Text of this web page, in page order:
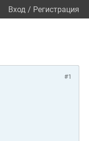
Вход / Регистрация
#1